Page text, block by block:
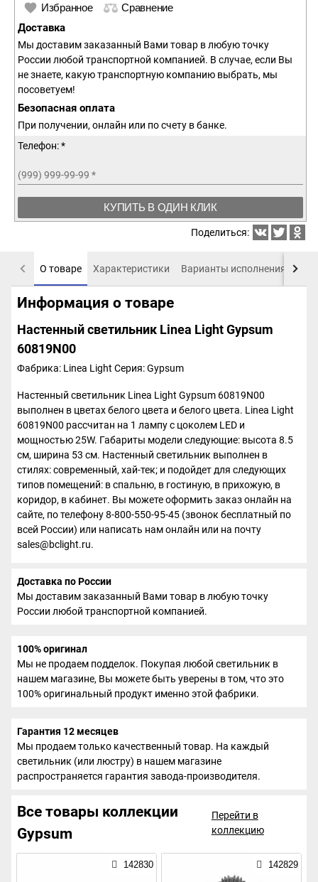
Избранное Сравнение
Доставка
Мы доставим заказанный Вами товар в любую точку
России любой транспортной компанией. В случае, если Вы
не знаете, какую транспортную компанию выбрать, мы
посоветуем!
Безопасная оплата
При получении, онлайн или по счету в банке.
Телефон: *
(999) 999-99-99 *
КУПИТЬ В ОДИН КЛИК
Поделиться:
О товаре Характеристики Варианты исполнения
Информация о товаре
Настенный светильник Linea Light Gypsum
60819N00
Фабрика: Linea Light Серия: Gypsum
Настенный светильник Linea Light Gypsum 60819N00
выполнен в цветах белого цвета и белого цвета. Linea Light
60819N00 рассчитан на 1 лампу с цоколем LED и
мощностью 25W. Габариты модели следующие: высота 8.5
см, ширина 53 см. Настенный светильник выполнен в
стилях: современный, хай-тек; и подойдет для следующих
типов помещений: в спальню, в гостиную, в прихожую, в
коридор, в кабинет. Вы можете оформить заказ онлайн на
сайте, по телефону 8-800-550-95-45 (звонок бесплатный по
всей России) или написать нам онлайн или на почту
sales@bclight.ru.
Доставка по России
Мы доставим заказанный Вами товар в любую точку
России любой транспортной компанией.
100% оригинал
Мы не продаем подделок. Покупая любой светильник в
нашем магазине, Вы можете быть уверены в том, что это
100% оригинальный продукт именно этой фабрики.
Гарантия 12 месяцев
Мы продаем только качественный товар. На каждый
светильник (или люстру) в нашем магазине
распространяется гарантия завода-производителя.
Все товары коллекции
Gypsum
Перейти в
коллекцию
142830 142829